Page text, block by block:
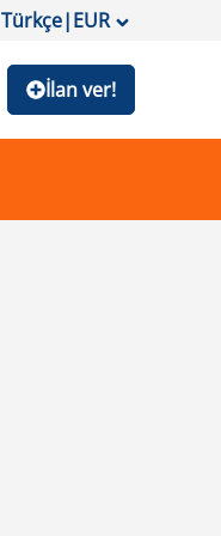
Türkçe|EUR
İlan ver!